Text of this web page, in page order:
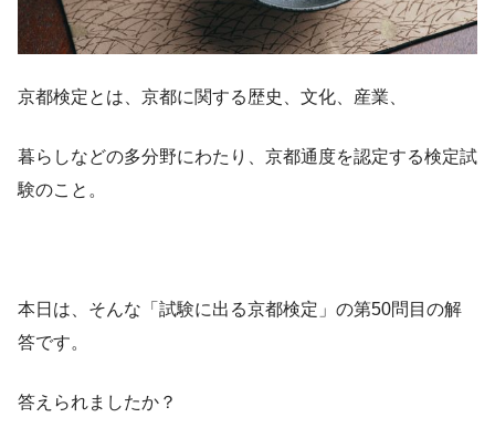
京都検定とは、京都に関する歴史、文化、産業、
暮らしなどの多分野にわたり、京都通度を認定する検定試
験のこと。
本日は、そんな「試験に出る京都検定」の第50問目の解
答です。
答えられましたか？